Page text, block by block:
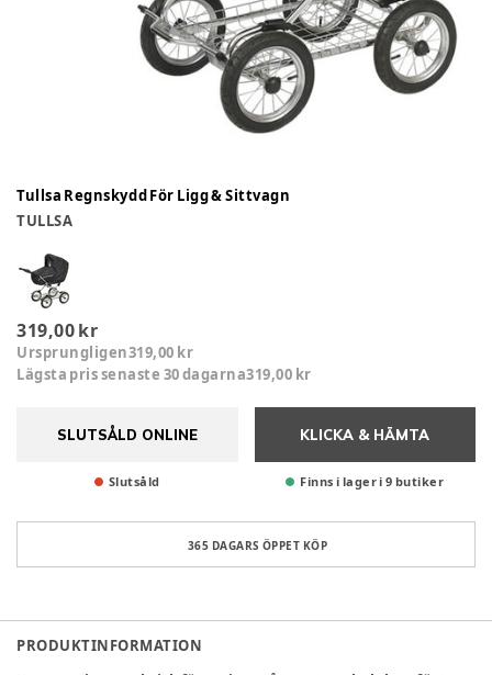
Tullsa Regnskydd För Ligg & Sittvagn
TULLSA
319,00 kr
Ursprungligen319,00 kr
Lägsta pris senaste 30 dagarna319,00 kr
SLUTSÅLD ONLINE
Slutsåld
KLICKA & HÄMTA
Finns i lager i 9 butiker
365 DAGARS ÖPPET KÖP
PRODUKTINFORMATION